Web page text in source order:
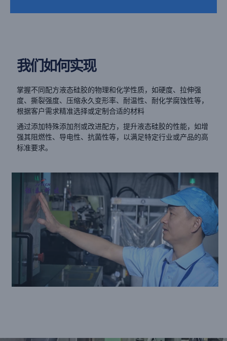
我们如何实现
掌握不同配方液态硅胶的物理和化学性质，如硬度、拉伸强
度、撕裂强度、压缩永久变形率、耐温性、耐化学腐蚀性等，
根据客户需求精准选择或定制合适的材料
通过添加特殊添加剂或改进配方，提升液态硅胶的性能，如增
强其阻燃性、导电性、抗菌性等，以满足特定行业或产品的高
标准要求。